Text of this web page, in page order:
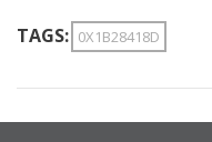
TAGS: 0X1B28418D